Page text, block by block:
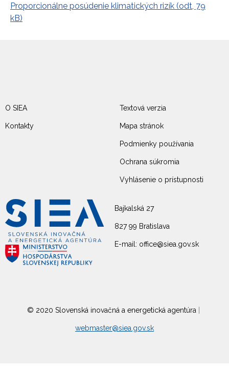
Proporcionálne posúdenie klimatických rizík (odt, 79
kB)
Bajkalská 27
827 99 Bratislava
E-mail: office@siea.gov.sk
O SIEA
Kontakty
Textová verzia
Mapa stránok
Podmienky používania
Ochrana súkromia
Vyhlásenie o prístupnosti
© 2020 Slovenská inovačná a energetická agentúra
webmaster@siea.gov.sk